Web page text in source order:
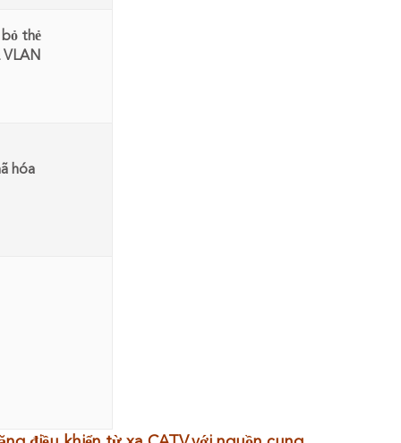
thẻ
hóa